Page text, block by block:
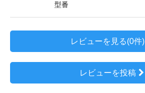
型番
レビューを見る(0件)
レビューを投稿